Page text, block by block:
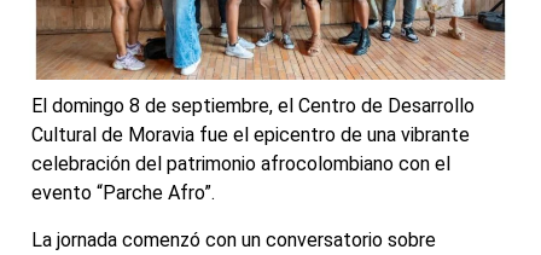
El domingo 8 de septiembre, el Centro de Desarrollo
Cultural de Moravia fue el epicentro de una vibrante
celebración del patrimonio afrocolombiano con el
evento “Parche Afro”.
La jornada comenzó con un conversatorio sobre